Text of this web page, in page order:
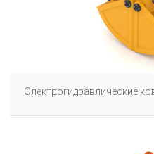
Электрогидравлические